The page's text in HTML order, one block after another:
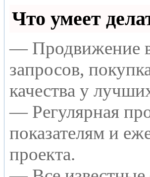
Что умеет
— Продвижение в
запросов,
качества у
— Регулярная
показателям и
проекта.